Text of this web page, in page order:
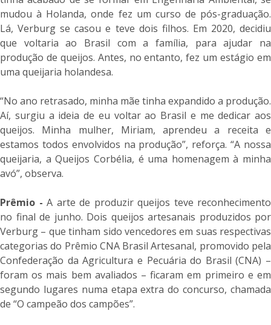
mudou à Holanda, onde fez um curso de pós-graduação.
Lá, Verburg se casou e teve dois filhos. Em 2020, decidiu
que voltaria ao Brasil com a família, para ajudar na
produção de queijos. Antes, no entanto, fez um estágio em
uma queijaria holandesa.
“No ano retrasado, minha mãe tinha expandido a produção.
Aí, surgiu a ideia de eu voltar ao Brasil e me dedicar aos
queijos. Minha mulher, Miriam, aprendeu a receita e
estamos todos envolvidos na produção”, reforça. “A nossa
queijaria, a Queijos Corbélia, é uma homenagem à minha
avó”, observa.
Prêmio - A arte de produzir queijos teve reconhecimento
no final de junho. Dois queijos artesanais produzidos por
Verburg – que tinham sido vencedores em suas respectivas
categorias do Prêmio CNA Brasil Artesanal, promovido pela
Confederação da Agricultura e Pecuária do Brasil (CNA) –
foram os mais bem avaliados – ficaram em primeiro e em
segundo lugares numa etapa extra do concurso, chamada
de “O campeão dos campões”.